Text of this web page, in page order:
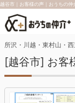
越谷市｜お客様の声｜おうちの仲
所沢・川越・東村山・
[越谷市] お客